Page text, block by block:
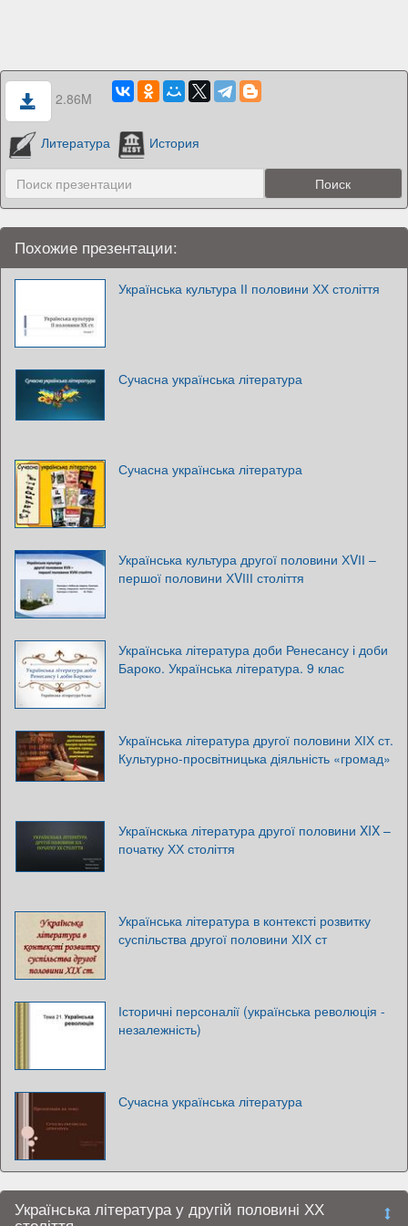
2.86M
Литература История
Похожие презентации:
Українська культура ІІ половини ХХ століття
Сучасна українська література
Сучасна українська література
Українська культура другої половини ХVІІ –
першої половини ХVІІІ століття
Українська література доби Ренесансу і доби
Бароко. Українська література. 9 клас
Українська література другої половини ХІХ ст.
Культурно-просвітницька діяльність «громад»
Українскька література другої половини XIX –
початку ХХ століття
Українська література в контексті розвитку
суспільства другої половини ХІХ ст
Історичні персоналії (українська революція -
незалежність)
Сучасна українська література
Українська література у другій половині ХХ